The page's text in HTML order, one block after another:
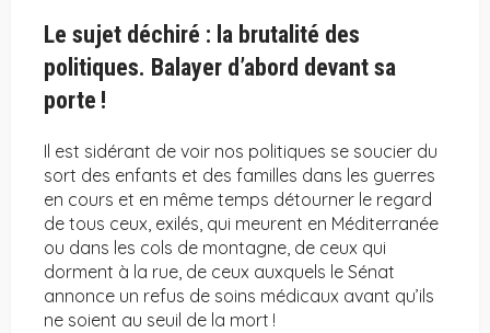
Le sujet déchiré : la brutalité des
politiques. Balayer d’abord devant sa
porte !
Il est sidérant de voir nos politiques se soucier du
sort des enfants et des familles dans les guerres
en cours et en même temps détourner le regard
de tous ceux, exilés, qui meurent en Méditerranée
ou dans les cols de montagne, de ceux qui
dorment à la rue, de ceux auxquels le Sénat
annonce un refus de soins médicaux avant qu’ils
ne soient au seuil de la mort !